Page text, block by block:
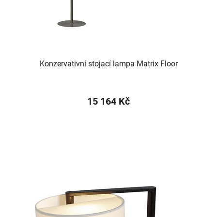
Konzervativní stojací lampa Matrix Floor
15 164 Kč